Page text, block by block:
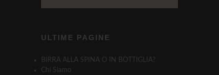
ULTIME PAGINE
BIRRA ALLA SPINA O IN BOTTIGLIA?
Chi Siamo